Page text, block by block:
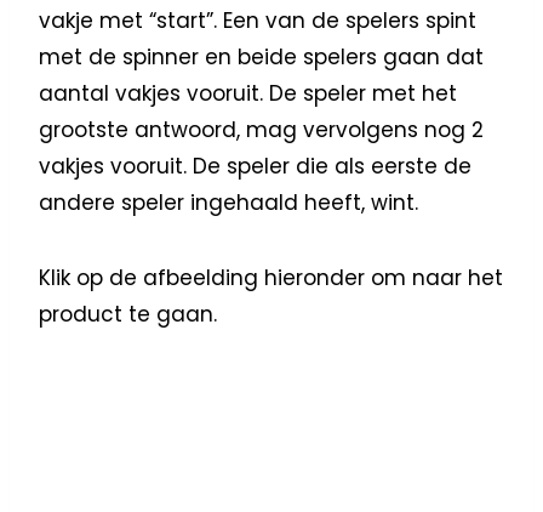
vakje met “start”. Een van de spelers spint
met de spinner en beide spelers gaan dat
aantal vakjes vooruit. De speler met het
grootste antwoord, mag vervolgens nog 2
vakjes vooruit. De speler die als eerste de
andere speler ingehaald heeft, wint.
Klik op de afbeelding hieronder om naar het
product te gaan.